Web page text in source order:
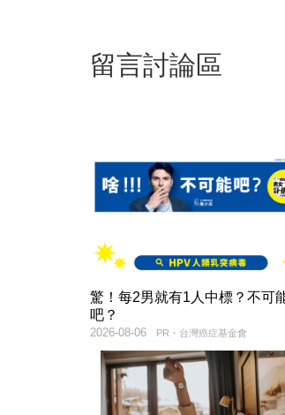
留言討論區
驚！每2男就有1人中標？不可
吧？
PR・台灣癌症基金會
2026-08-06